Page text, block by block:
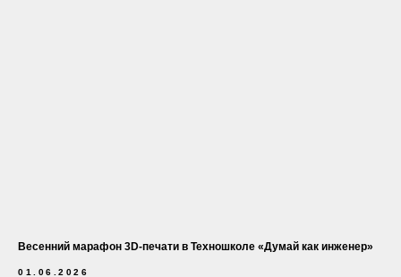
Весенний марафон 3D-печати в Техношколе «Думай как инженер»
01.06.2026